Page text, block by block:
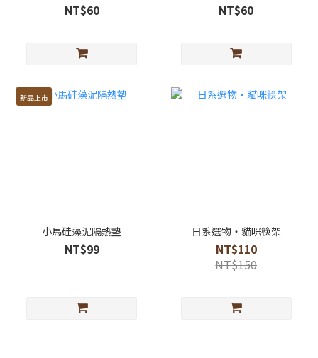
NT$60 NT$60
新品上市
小馬硅藻泥隔熱墊
NT$99
日系選物・貓咪筷架
NT$110
NT$150